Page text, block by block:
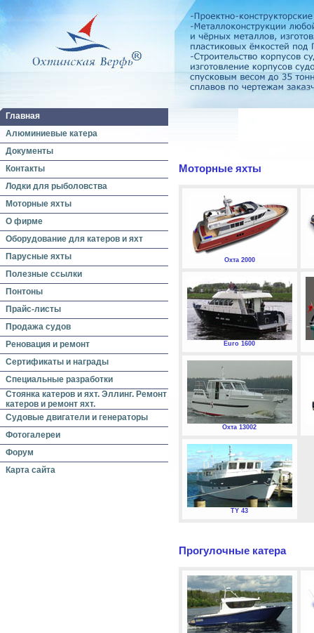
Главная
Алюминиевые катера
Документы
Контакты
Лодки для рыболовства
Моторные яхты
О фирме
Оборудование для катеров и яхт
Парусные яхты
Полезные ссылки
Понтоны
Прайс-листы
Продажа судов
Реновация и ремонт
Сертификаты и награды
Специальные разработки
Стоянка катеров и яхт. Эллинг. Ремонт
катеров и ремонт яхт.
Судовые двигатели и генераторы
Фотогалереи
Форум
Карта сайта
Моторные яхты
Охта 2000
Euro 1600
Охта 13002
TY 43
Прогулочные катера